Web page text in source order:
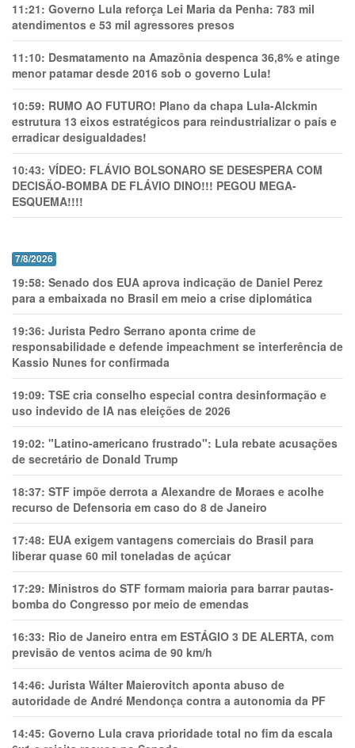
11:21: Governo Lula reforça Lei Maria da Penha: 783 mil
atendimentos e 53 mil agressores presos
11:10: Desmatamento na Amazônia despenca 36,8% e atinge
menor patamar desde 2016 sob o governo Lula!
10:59: RUMO AO FUTURO! Plano da chapa Lula-Alckmin
estrutura 13 eixos estratégicos para reindustrializar o país e
erradicar desigualdades!
10:43: VÍDEO: FLÁVIO BOLSONARO SE DESESPERA COM
DECISÃO-BOMBA DE FLÁVIO DINO!!! PEGOU MEGA-
ESQUEMA!!!!
7/8/2026
19:58: Senado dos EUA aprova indicação de Daniel Perez
para a embaixada no Brasil em meio a crise diplomática
19:36: Jurista Pedro Serrano aponta crime de
responsabilidade e defende impeachment se interferência de
Kassio Nunes for confirmada
19:09: TSE cria conselho especial contra desinformação e
uso indevido de IA nas eleições de 2026
19:02: "Latino-americano frustrado": Lula rebate acusações
de secretário de Donald Trump
18:37: STF impõe derrota a Alexandre de Moraes e acolhe
recurso de Defensoria em caso do 8 de Janeiro
17:48: EUA exigem vantagens comerciais do Brasil para
liberar quase 60 mil toneladas de açúcar
17:29: Ministros do STF formam maioria para barrar pautas-
bomba do Congresso por meio de emendas
16:33: Rio de Janeiro entra em ESTÁGIO 3 DE ALERTA, com
previsão de ventos acima de 90 km/h
14:46: Jurista Wálter Maierovitch aponta abuso de
autoridade de André Mendonça contra a autonomia da PF
14:45: Governo Lula crava prioridade total no fim da escala